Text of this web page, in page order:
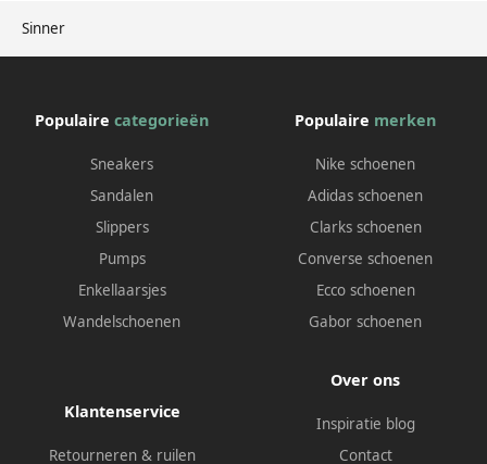
Sinner
Populaire categorieën
Sneakers
Sandalen
Slippers
Pumps
Enkellaarsjes
Wandelschoenen
Populaire merken
Nike schoenen
Adidas schoenen
Clarks schoenen
Converse schoenen
Ecco schoenen
Gabor schoenen
Klantenservice
Retourneren & ruilen
Over ons
Inspiratie blog
Contact